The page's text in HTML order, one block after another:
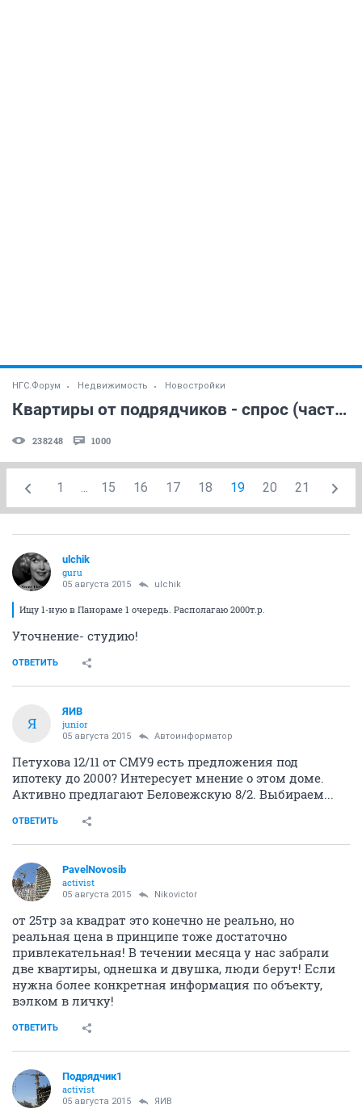
НГС.Форум Недвижимость Новостройки
Квартиры от подрядчиков - спрос (часть 3)
238248 1000
1 ... 15 16 17 18 19 20 21
ulchik
guru
05 августа 2015 ulchik
Ищу 1-ную в Панораме 1 очередь. Располагаю 2000т.р.
Уточнение- студию!
ОТВЕТИТЬ
Я
ЯИВ
junior
05 августа 2015 Автоинформатор
Петухова 12/11 от СМУ9 есть предложения под
ипотеку до 2000? Интересует мнение о этом доме.
Активно предлагают Беловежскую 8/2. Выбираем...
ОТВЕТИТЬ
PavelNovosib
activist
05 августа 2015 Nikovictor
от 25тр за квадрат это конечно не реально, но
реальная цена в принципе тоже достаточно
привлекательная! В течении месяца у нас забрали
две квартиры, однешка и двушка, люди берут! Если
нужна более конкретная информация по объекту,
вэлком в личку!
ОТВЕТИТЬ
Подрядчик1
activist
05 августа 2015 ЯИВ